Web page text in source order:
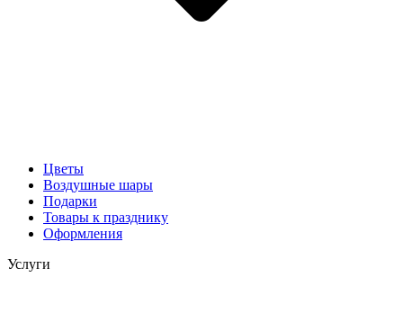
Цветы
Воздушные шары
Подарки
Товары к празднику
Оформления
Услуги